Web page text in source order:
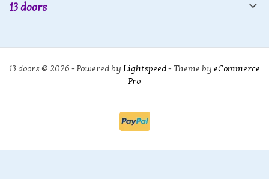
13 doors
13 doors © 2026 - Powered by Lightspeed- Theme by eCommerce
Pro